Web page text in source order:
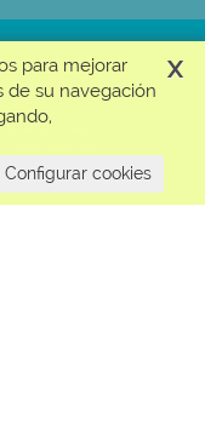
autorizado
electrónicas.
x
para mejorar
de su navegación
Configurar cookies